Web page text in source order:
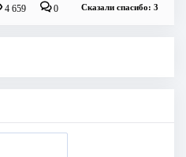
4 659 0 Сказали спасибо: 3